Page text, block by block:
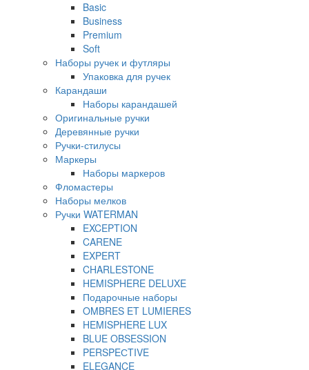
Basic
Business
Premium
Soft
Наборы ручек и футляры
Упаковка для ручек
Карандаши
Наборы карандашей
Оригинальные ручки
Деревянные ручки
Ручки-стилусы
Маркеры
Наборы маркеров
Фломастеры
Наборы мелков
Ручки WATERMAN
EXCEPTION
CARENE
EXPERT
CHARLESTONE
HEMISPHERE DELUXE
Подарочные наборы
OMBRES ET LUMIERES
HEMISPHERE LUX
BLUE OBSESSION
PERSPEСTIVE
ELEGANCE